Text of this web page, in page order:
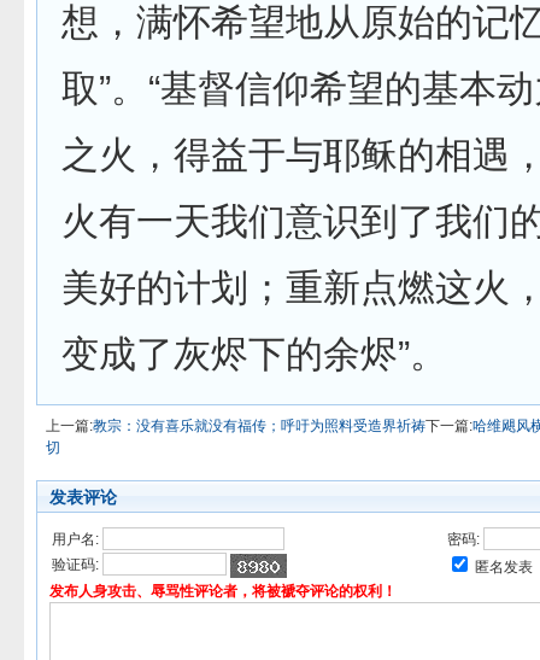
想，满怀希望地从原始的记
取”。“基督信仰希望的基本
之火，得益于与耶稣的相遇
火有一天我们意识到了我们
美好的计划；重新点燃这火
变成了灰烬下的余烬”。
上一篇:教宗：没有喜乐就没有福传；呼吁为照料受造界祈祷下一篇:哈维飓风
切
发表评论
用户名:
密码:
验证码:
匿名发表
发布人身攻击、辱骂性评论者，将被褫夺评论的权利！